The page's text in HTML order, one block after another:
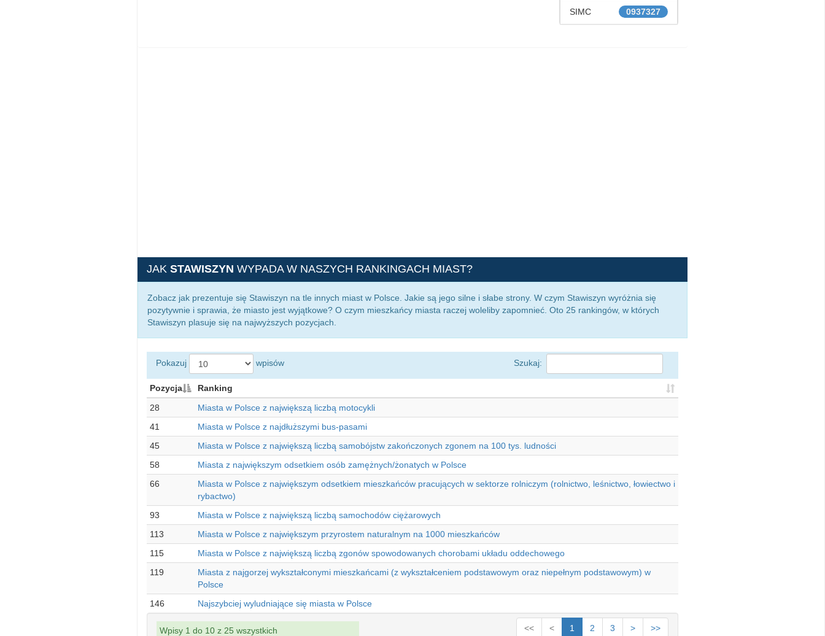
0937327
SIMC
JAK STAWISZYN WYPADA W NASZYCH RANKINGACH MIAST?
Zobacz jak prezentuje się Stawiszyn na tle innych miast w Polsce. Jakie są jego silne i słabe strony. W czym Stawiszyn wyróżnia się
pozytywnie i sprawia, że miasto jest wyjątkowe? O czym mieszkańcy miasta raczej woleliby zapomnieć. Oto 25 rankingów, w których
Stawiszyn plasuje się na najwyższych pozycjach.
Pokazuj wpisów Szukaj:
Pozycja
Ranking
28
Miasta w Polsce z największą liczbą motocykli
41
Miasta w Polsce z najdłuższymi bus-pasami
45
Miasta w Polsce z największą liczbą samobójstw zakończonych zgonem na 100 tys. ludności
58
Miasta z największym odsetkiem osób zamężnych/żonatych w Polsce
66
Miasta w Polsce z największym odsetkiem mieszkańców pracujących w sektorze rolniczym (rolnictwo, leśnictwo, łowiectwo i
rybactwo)
93
Miasta w Polsce z największą liczbą samochodów ciężarowych
113
Miasta w Polsce z największym przyrostem naturalnym na 1000 mieszkańców
115
Miasta w Polsce z największą liczbą zgonów spowodowanych chorobami układu oddechowego
119
Miasta z najgorzej wykształconymi mieszkańcami (z wykształceniem podstawowym oraz niepełnym podstawowym) w
Polsce
146
Najszybciej wyludniające się miasta w Polsce
Wpisy 1 do 10 z 25 wszystkich << < 1 2 3 > >>